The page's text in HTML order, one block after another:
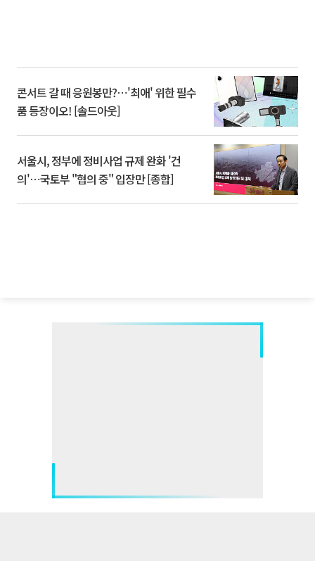
콘서트 갈 때 응원봉만?⋯'최애' 위한 필수
품 등장이오! [솔드아웃]
서울시, 정부에 정비사업 규제 완화 '건
의'⋯국토부 "협의 중" 입장만 [종합]